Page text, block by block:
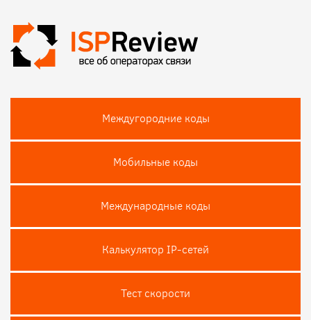
Междугородние коды
Мобильные коды
Международные коды
Калькулятор IP-сетей
Тест скороcти